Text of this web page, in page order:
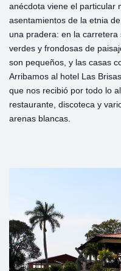
anécdota viene el particular
asentamientos de la etnia
una pradera: en la
verdes y frondosas de
son pequeños, y las casas
Arribamos al hotel Las
que nos recibió por todo lo
restaurante, discoteca y
arenas blancas.